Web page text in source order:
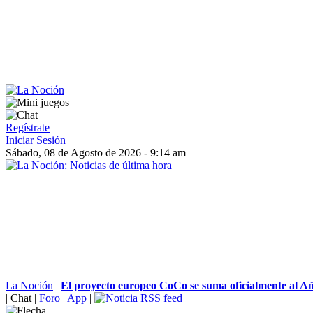
Regístrate
Iniciar Sesión
Sábado, 08 de Agosto de 2026 - 9:14 am
La Noción | El proyecto europeo CoCo se suma oficialmente al
| Chat | Foro | App |